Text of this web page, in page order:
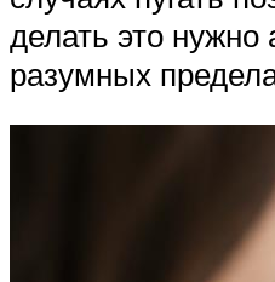
делать это нужно
разумных